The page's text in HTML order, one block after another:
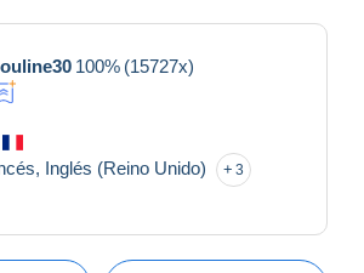
100% (15727x)
Inglés (Reino Unido) 3